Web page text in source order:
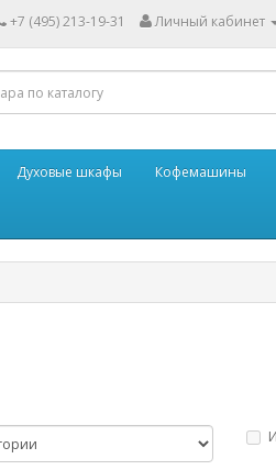
+7 (495) 213-19-31 Личный кабинет
Духовые шкафы Кофемашины